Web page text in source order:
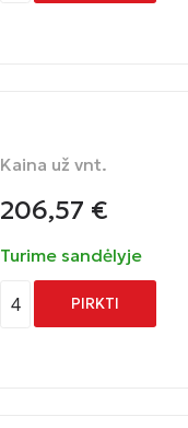
Kaina už vnt.
206,57 €
Turime sandėlyje
4 PIRKTI